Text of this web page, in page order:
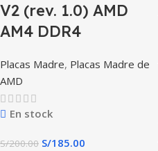
V2 (rev. 1.0) AMD
AM4 DDR4
Placas Madre, Placas Madre de
AMD
En stock
S/200.00 S/185.00